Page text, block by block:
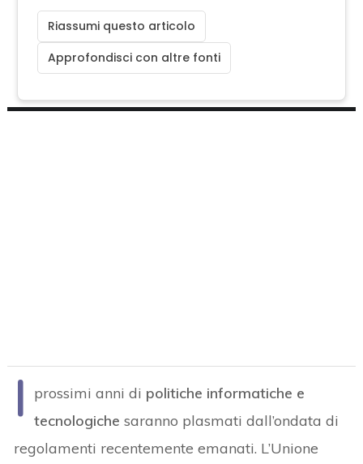
Riassumi questo articolo
Approfondisci con altre fonti
I prossimi anni di politiche informatiche e
tecnologiche saranno plasmati dall’ondata di
regolamenti recentemente emanati. L’Unione